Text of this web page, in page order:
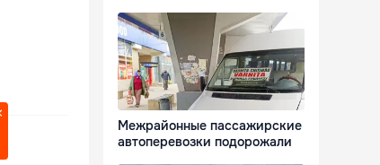
Межрайонные пассажирские
автоперевозки подорожали